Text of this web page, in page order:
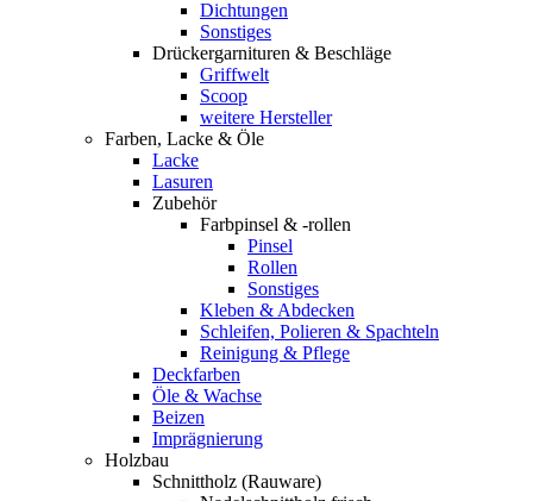
Dichtungen
Sonstiges
Drückergarnituren & Beschläge
Griffwelt
Scoop
weitere Hersteller
Farben, Lacke & Öle
Lacke
Lasuren
Zubehör
Farbpinsel & -rollen
Pinsel
Rollen
Sonstiges
Kleben & Abdecken
Schleifen, Polieren & Spachteln
Reinigung & Pflege
Deckfarben
Öle & Wachse
Beizen
Imprägnierung
Holzbau
Schnittholz (Rauware)